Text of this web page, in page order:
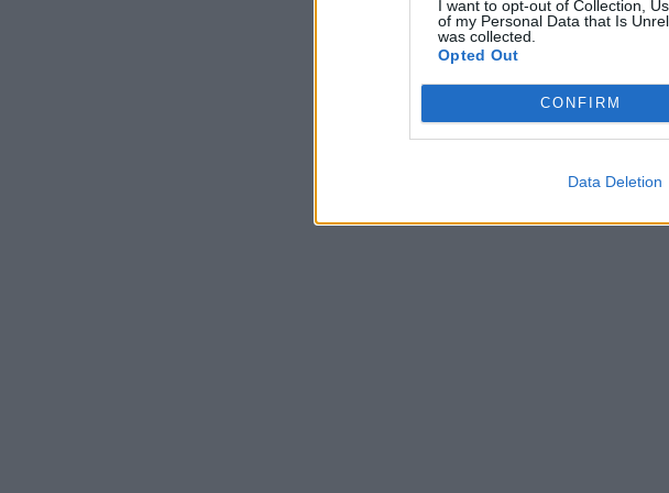
I want to opt-out of Collection,
of my Personal Data that Is
was collected.
Opted Out
CONFIRM
Data Deletion